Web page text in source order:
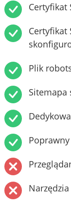
Certyfikat
Certyfikat
Plik
Sitemapa